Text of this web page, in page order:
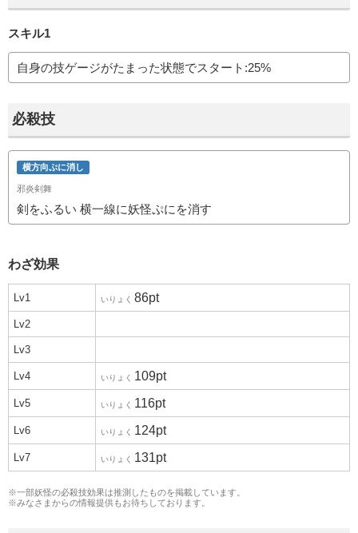
スキル1
自身の技ゲージがたまった状態でスタート:25%
必殺技
横方向ぷに消し
邪炎剣舞
剣をふるい 横一線に妖怪ぷにを消す
わざ効果
Lv1 いりょく 86pt
Lv2
Lv3
Lv4 いりょく 109pt
Lv5 いりょく 116pt
Lv6 いりょく 124pt
Lv7 いりょく 131pt
※一部妖怪の必殺技効果は推測したものを掲載しています。
※みなさまからの情報提供もお待ちしております。